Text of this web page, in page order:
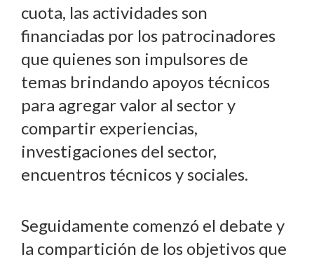
cuota, las actividades son
financiadas por los patrocinadores
que quienes son impulsores de
temas brindando apoyos técnicos
para agregar valor al sector y
compartir experiencias,
investigaciones del sector,
encuentros técnicos y sociales.
Seguidamente comenzó el debate y
la compartición de los objetivos que